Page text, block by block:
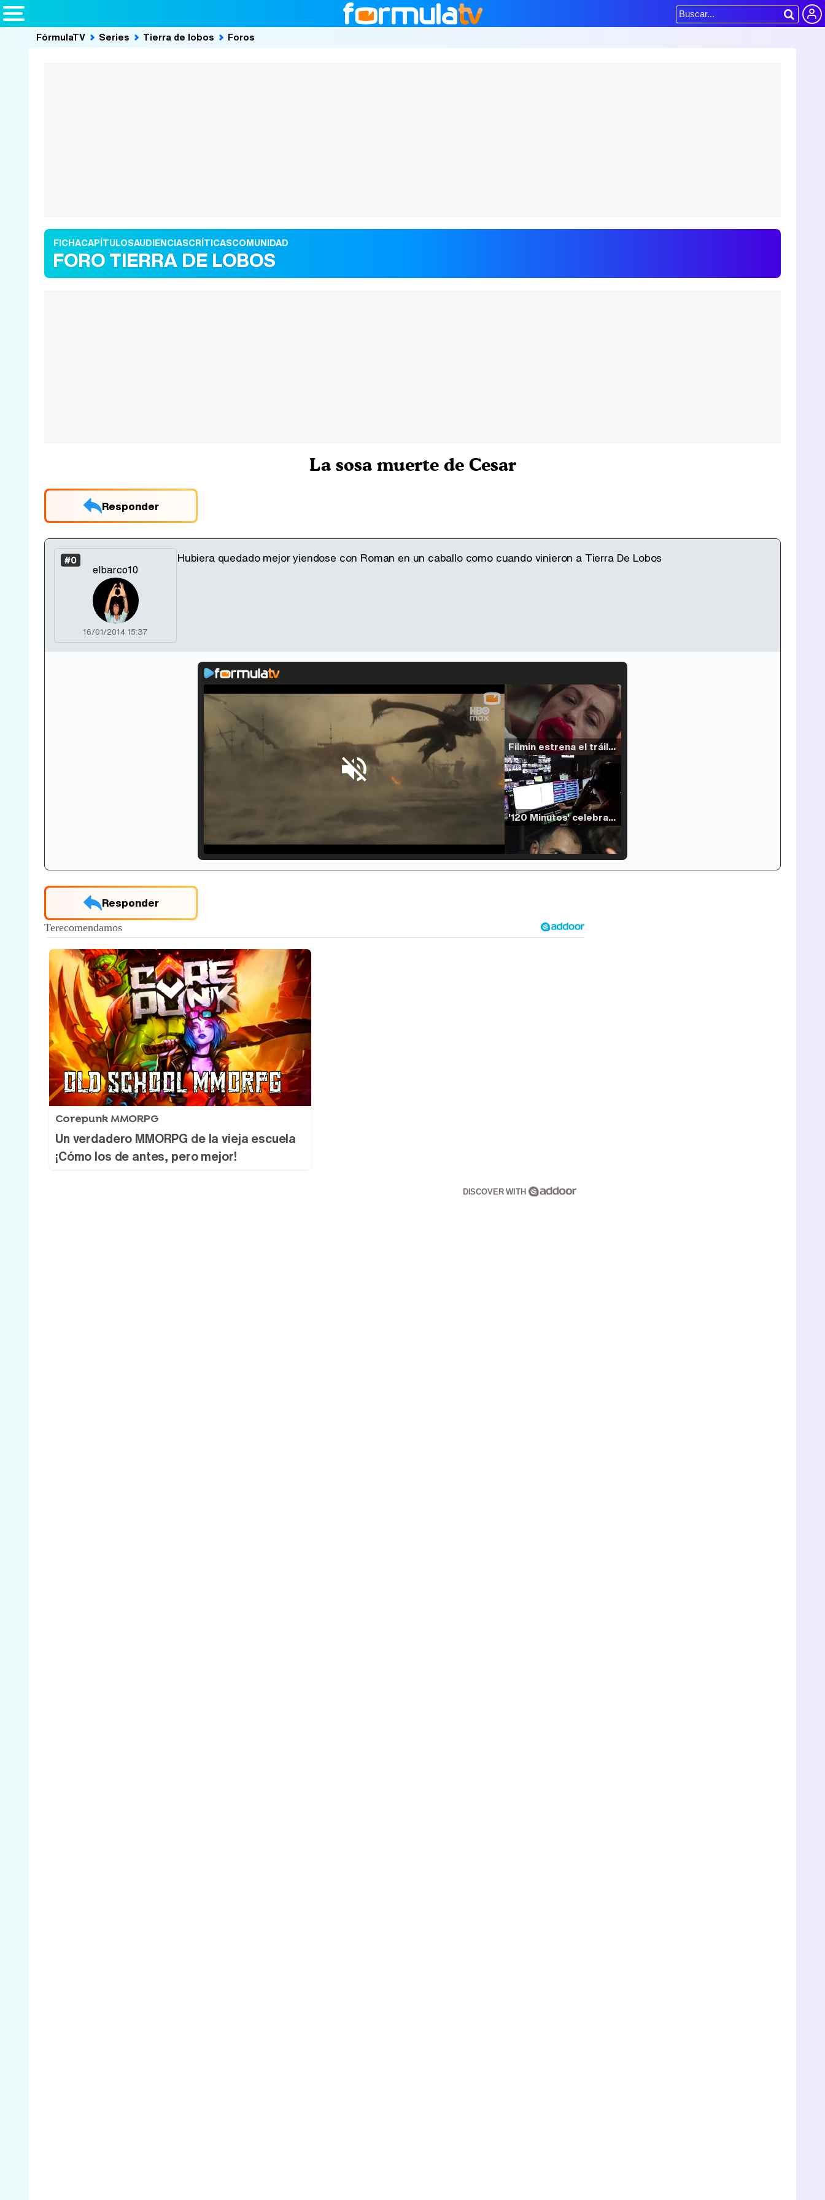
FórmulaTV Series Tierra de lobos Foros
FICHACAPÍTULOSAUDIENCIASCRÍTICASCOMUNIDAD
FORO TIERRA DE LOBOS
La sosa muerte de Cesar
Responder
#0
elbarco10
16/01/2014 15:37
Hubiera quedado mejor yiendose con Roman en un caballo como cuando vinieron a Tierra De Lobos
Unmute /
Filmin estrena el tráiler de 'Millennial Mal', su nueva comedia universitaria de la mano de Lorena Iglesias
'120 Minutos' celebra sus 2.000 programas en Telemadrid con un vídeo del día a día en la redacción
Responder
Corepunk MMORPG
Un verdadero MMORPG de la vieja escuela
¡Cómo los de antes, pero mejor!
DISCOVER WITH